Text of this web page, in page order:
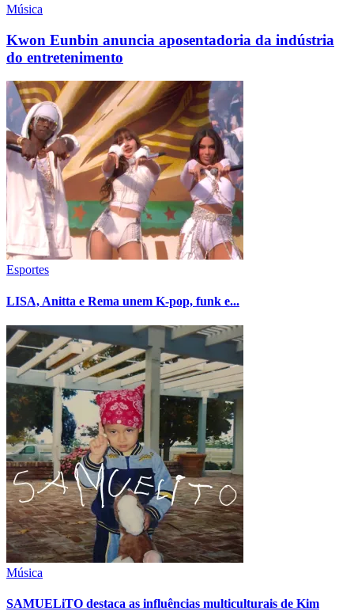
Música
Kwon Eunbin anuncia aposentadoria da indústria
do entretenimento
Esportes
LISA, Anitta e Rema unem K-pop, funk e...
Música
SAMUELiTO destaca as influências multiculturais de Kim